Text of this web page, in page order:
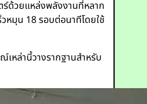
ร์ด้วยแหล่งพลังงานที่หลาก
หมุน 18 รอบต่อนาทีโดยใช้
เหล่านี้วางรากฐานสำหรับ